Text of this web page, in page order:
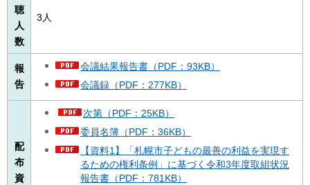
聴
人
数
3人
報
告
会議結果報告書（PDF：93KB）
会議録（PDF：277KB）
配
布
資
次第（PDF：25KB）
委員名簿（PDF：36KB）
【資料1】「札幌市子どもの最善の利益を実現す
るための権利条例」に基づく令和3年度取組状況
報告書（PDF：781KB）